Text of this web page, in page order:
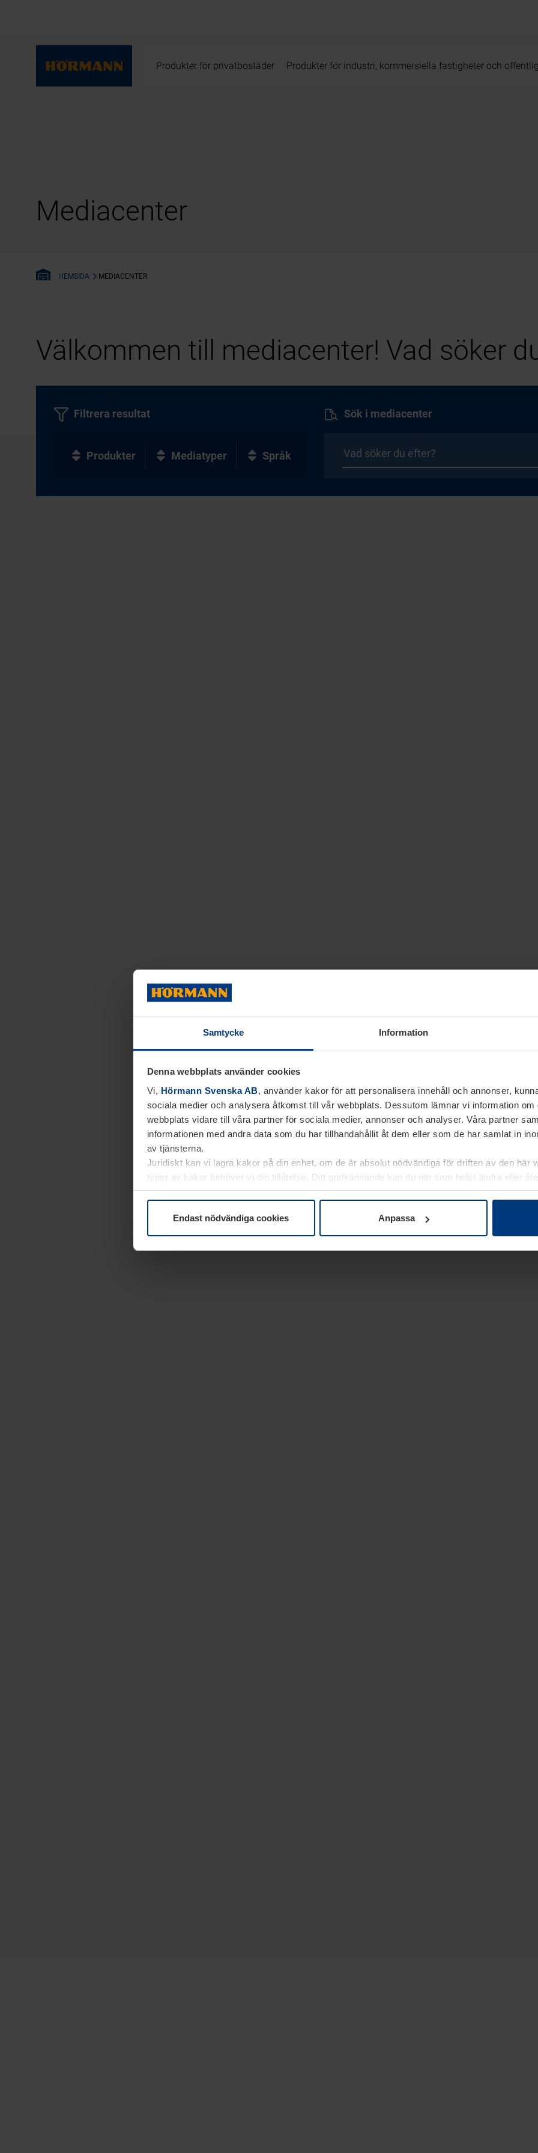
Samtycke Information
Denna webbplats använder cookies
Vi, Hörmann Svenska AB, använder kakor för att personalisera innehåll och annonser,
sociala medier och analysera åtkomst till vår webbplats. Dessutom lämnar vi information om
webbplats vidare till våra partner för sociala medier, annonser och analyser. Våra partner
informationen med andra data som du har tillhandahållit åt dem eller som de har samlat in
av tjänsterna.
Juridiskt kan vi lagra kakor på din enhet, om de är absolut nödvändiga för driften av den här
typer av kakor behöver vi din tillåtelse. Ditt godkännande kan du när som helst ändra eller
kakor underDataskyddsförklaringpå vår webbplats.
Endast nödvändiga cookies Anpassa
Produkter för privatbostäder Produkter för industri, kommersiella fastigheter och
Mediacenter
HEMSIDA MEDIACENTER
Välkommen till mediacenter! Vad söker
Sök i mediacenter
Filtrera resultat
Produkter Mediatyper Språk